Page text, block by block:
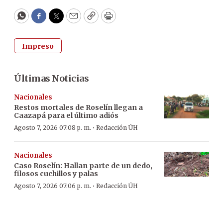
WhatsApp
Facebook
Twitter
EmailCopyPrint
Impreso
Últimas Noticias
Nacionales
Restos mortales de Roselín llegan a
Caazapá para el último adiós
Agosto 7, 2026 07:08 p. m. · Redacción ÚH
Nacionales
Caso Roselín: Hallan parte de un dedo,
filosos cuchillos y palas
Agosto 7, 2026 07:06 p. m. · Redacción ÚH